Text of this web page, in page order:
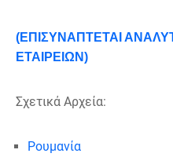
(ΕΠΙΣΥΝΑΠΤΕΤΑΙ
ΕΤΑΙΡΕΙΩΝ)
Σχετικά Αρχεία:
Ρουμανία